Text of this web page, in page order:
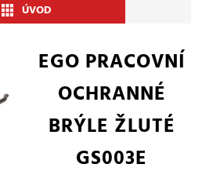
ÚVOD
EGO PRACOVNÍ
OCHRANNÉ
BRÝLE ŽLUTÉ
GS003E